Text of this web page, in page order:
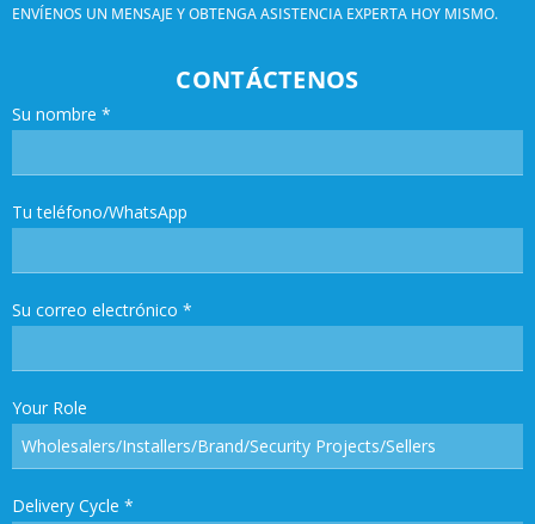
ENVÍENOS UN MENSAJE Y OBTENGA ASISTENCIA EXPERTA HOY MISMO.
CONTÁCTENOS
Su nombre *
Tu teléfono/WhatsApp
Su correo electrónico *
Your Role
Delivery Cycle *